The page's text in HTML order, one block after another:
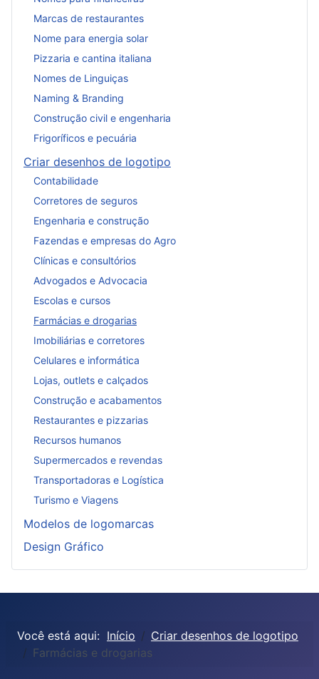
Marcas de restaurantes
Nome para energia solar
Pizzaria e cantina italiana
Nomes de Linguiças
Naming & Branding
Construção civil e engenharia
Frigoríficos e pecuária
Criar desenhos de logotipo
Contabilidade
Corretores de seguros
Engenharia e construção
Fazendas e empresas do Agro
Clínicas e consultórios
Advogados e Advocacia
Escolas e cursos
Farmácias e drogarias
Imobiliárias e corretores
Celulares e informática
Lojas, outlets e calçados
Construção e acabamentos
Restaurantes e pizzarias
Recursos humanos
Supermercados e revendas
Transportadoras e Logística
Turismo e Viagens
Modelos de logomarcas
Design Gráfico
Você está aqui: Início
Criar desenhos de logotipo
Farmácias e drogarias